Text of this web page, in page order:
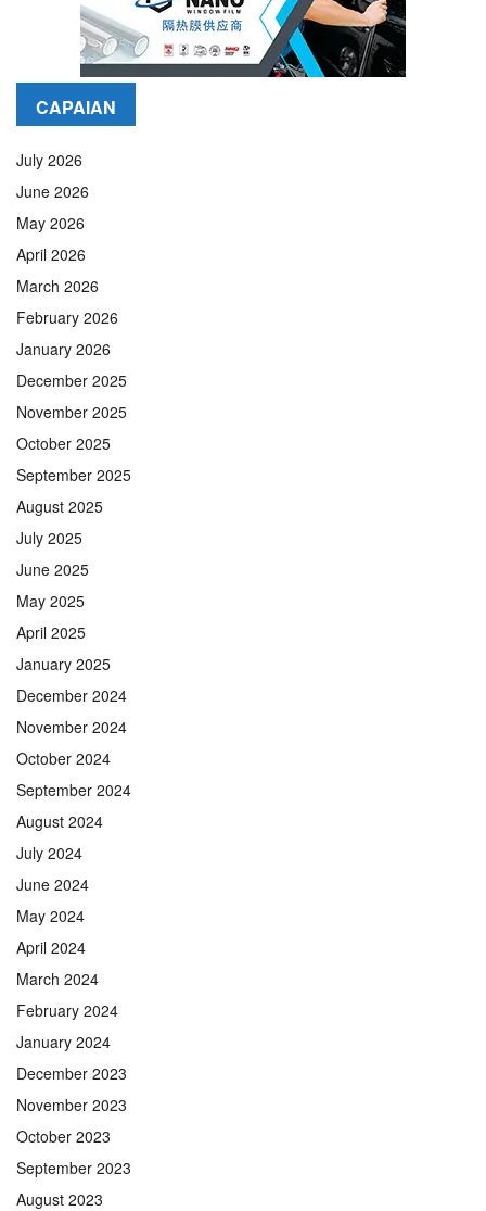
CAPAIAN
July 2026
June 2026
May 2026
April 2026
March 2026
February 2026
January 2026
December 2025
November 2025
October 2025
September 2025
August 2025
July 2025
June 2025
May 2025
April 2025
January 2025
December 2024
November 2024
October 2024
September 2024
August 2024
July 2024
June 2024
May 2024
April 2024
March 2024
February 2024
January 2024
December 2023
November 2023
October 2023
September 2023
August 2023